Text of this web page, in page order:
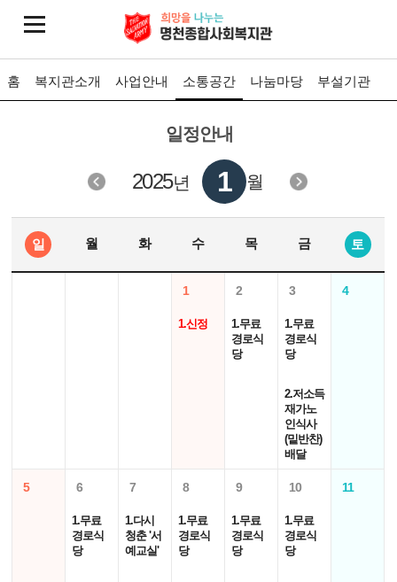
홈 복지관소개 사업안내 소통공간 나눔마당 부설기관
일정안내
2025년 1 월
일 월 화 수 목 금 토
1
1.신정
2
1.무료
경로식
당
3
1.무료
경로식
당
2.저소득
재가노
인식사
(밑반찬)
배달
4
5 6
1.무료
경로식
당
7
1.다시
청춘 '서
예교실'
8
1.무료
경로식
당
9
1.무료
경로식
당
10
1.무료
경로식
당
11